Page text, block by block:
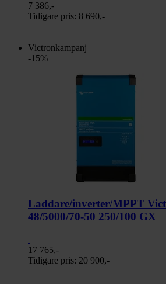
7 386,-
Tidigare pris: 8 690,-
Victronkampanj
-15%
Laddare/inverter/MPPT
48/5000/70-50 250/100 GX
17 765,-
Tidigare pris: 20 900,-